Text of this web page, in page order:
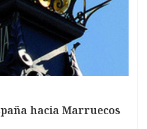
hacia Marruecos